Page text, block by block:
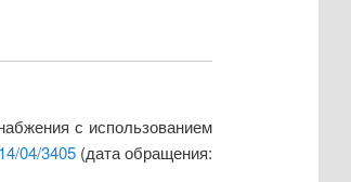
с использованием
04/3405(дата обращения: